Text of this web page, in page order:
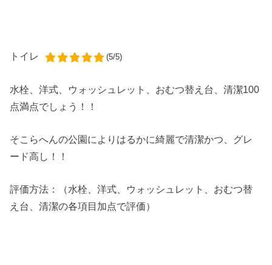
トイレ (5/5)
水栓、洋式、ウォッシュレット、おむつ替え台、清潔100
点満点でしょう！！
そこらへんの公園によりはるかに綺麗で清潔かつ、グレ
ード高し！！
評価方法：（水栓、洋式、ウォッシュレット、おむつ替
え台、清潔の各項目加点で評価）